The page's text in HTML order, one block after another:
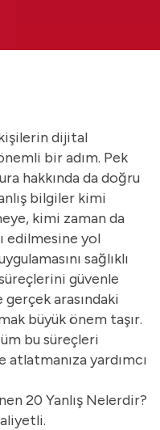
dijital
bir adım. Pek
hakkında da doğru
bilgiler kimi
kimi zaman da
edilmesine yol
sağlıklı
güvenle
arasındaki
büyük önem taşır.
bu süreçleri
yardımcı
20 Yanlış Nelerdir?